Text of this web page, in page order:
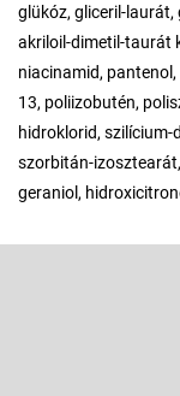
glükóz, gliceril-
akriloil-dimetil-taurát
niacinamid,
13, poliizobutén,
hidroklorid,
szorbitán-
geraniol,